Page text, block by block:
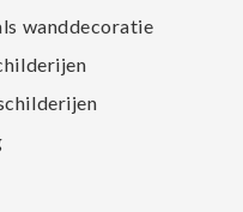
wanddecoratie